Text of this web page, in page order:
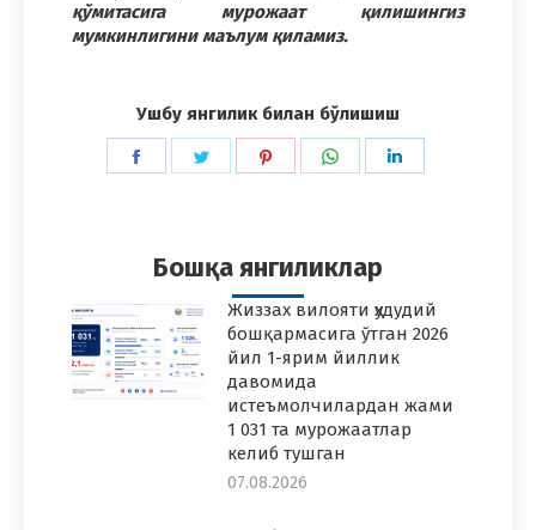
қўмитасига мурожаат қилишингиз
мумкинлигини маълум қиламиз.
Ушбу янгилик билан бўлишиш
Share
Share
Share
Share
Бошқа янгиликлар
Жиззах вилояти ҳудудий
бошқармасига ўтган 2026
йил 1-ярим йиллик
давомида
истеъмолчилардан жами
1 031 та мурожаатлар
келиб тушган
07.08.2026